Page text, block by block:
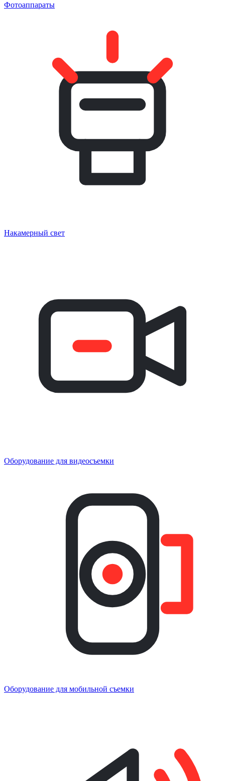
Фотоаппараты
Накамерный свет
Оборудование для видеосъемки
Оборудование для мобильной съемки